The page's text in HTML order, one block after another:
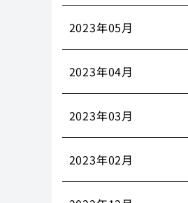
2023年05月
2023年04月
2023年03月
2023年02月